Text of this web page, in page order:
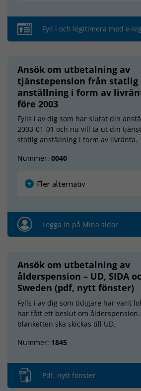
Fyll i och legitimera med e-
Ansök om utbetalning av
tjänstepension från statlig
anställning i form av
före 2003
Fylls i av dig som har slutat din
2003-01-01 och nu vill ta ut din
statlig anställning i form av livränta.
Nummer: 0040
Fler alternativ
Logga in på Mina sidor
Ansök om utbetalning av
ålderspension – UD, SIDA
Sweden (pdf, nytt fönster)
Fylls i av dig som tidigare har varit
har fått ett beslut om
blanketten ska skickas till UD.
Nummer: 1845
Pdf, nytt fönster